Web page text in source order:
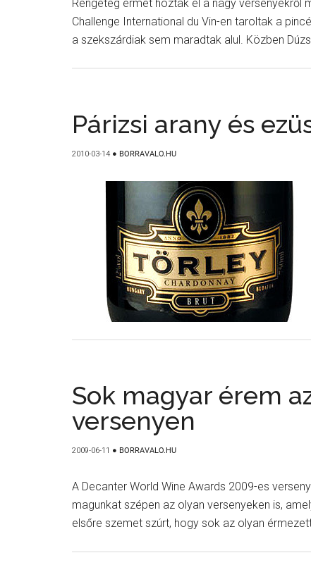
Rengeteg érmet hoztak el a nagy
Challenge International du Vin-en taroltak a
a szekszárdiak sem maradtak alul. Közben
Párizsi arany és
2010-03-14 ● BORRAVALO.HU
Sok magyar érem
versenyen
2009-06-11 ● BORRAVALO.HU
A Decanter World Wine Awards 2009-es
magunkat szépen az olyan versenyeken is,
elsőre szemet szúrt, hogy sok az olyan